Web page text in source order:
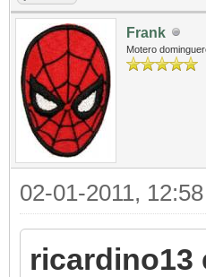
Frank
Motero
02-01-2011,
ricardino13